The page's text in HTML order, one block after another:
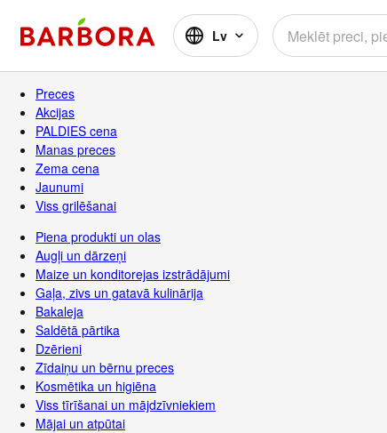
Lv
Preces
Akcijas
PALDIES cena
Manas preces
Zema cena
Jaunumi
Viss grilēšanai
Piena produkti un olas
Augļi un dārzeņi
Maize un konditorejas izstrādājumi
Gaļa, zivs un gatavā kulinārija
Bakaleja
Saldētā pārtika
Dzērieni
Zīdaiņu un bērnu preces
Kosmētika un higiēna
Viss tīrīšanai un mājdzīvniekiem
Mājai un atpūtai